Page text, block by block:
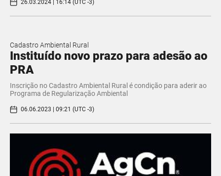
26.03.2024 | 16:14 (UTC -3)
Cadastro Ambiental Rural
Instituído novo prazo para adesão ao
PRA
Inscrição no Cadastro Ambiental Rural é condição para aderir ao
Programa de Regularização Ambiental
06.06.2023 | 09:21 (UTC -3)